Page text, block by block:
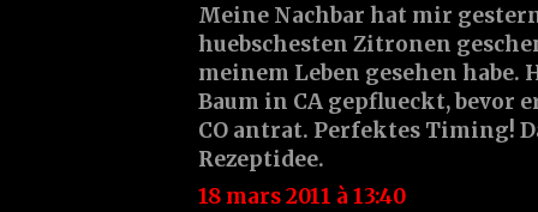
Meine Nachbar hat mir
huebschesten Zitronen
meinem Leben gesehen habe.
Baum in CA gepflueckt, bevor
CO antrat. Perfektes Timing!
Rezeptidee.
18 mars 2011 à 13:40